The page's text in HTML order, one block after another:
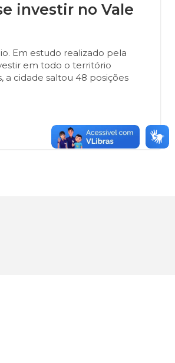
investir no Vale
Em estudo realizado pela
em todo o território
a cidade saltou 48 posições